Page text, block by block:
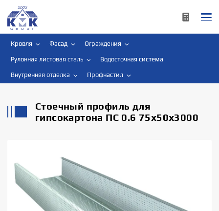
Кровля Фасад Ограждения
Рулонная листовая сталь Водосточная система
Внутренняя отделка Профнастил
Стоечный профиль для
гипсокартона ПС 0.6 75x50x3000